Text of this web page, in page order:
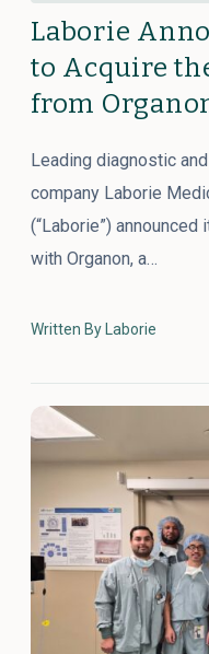
Laborie
to Acquire
from
Leading diagnostic
company Laborie
(“Laborie”)
with Organon, a…
Written By Laborie